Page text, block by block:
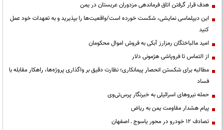
هدف قرار گرفتن اتاق‌ فرماندهی مزدوران عربستان در یمن
این دیپلماسی نمایشی، شکست خورده است/واقعیت‌ها را بپذیرید و به تعهدات خود عمل
کنید
امید مالباختگان رمزارز آبکی به فروش اموال محکومان
از التماس تا فروپاشی هژمونی دلار
مطالبه برای شکستن انحصار پیمانکاری؛ نظارت دقیق بر واگذاری پروژه‌ها، راهکار مقابله با
فساد
حمله نیروهای اسرائیلی به خبرنگار پرس‌تی‌وی
پیام هشدار مقاومت یمن به ریاض
تصادف ۱۲ خودرو در محور یاسوج ـ اصفهان